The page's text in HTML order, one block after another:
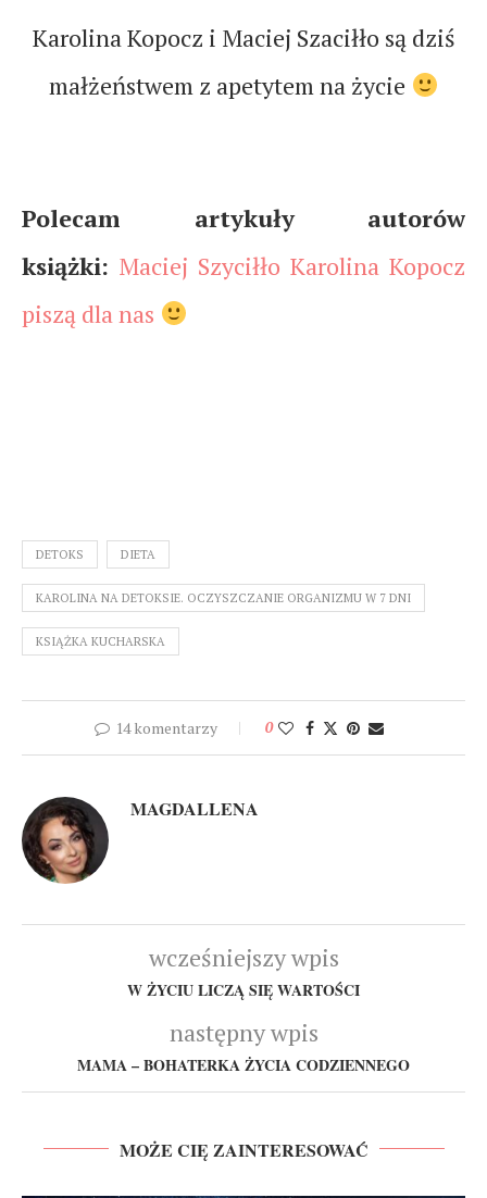
Karolina Kopocz i Maciej Szaciłło są dziś
małżeństwem z apetytem na życie
Polecam artykuły autorów
książki: Maciej Szyciłło Karolina Kopocz
piszą dla nas
DETOKS DIETA
KAROLINA NA DETOKSIE. OCZYSZCZANIE ORGANIZMU W 7 DNI
KSIĄŻKA KUCHARSKA
14 komentarzy 0
MAGDALLENA
wcześniejszy wpis
W ŻYCIU LICZĄ SIĘ WARTOŚCI
następny wpis
MAMA – BOHATERKA ŻYCIA CODZIENNEGO
MOŻE CIĘ ZAINTERESOWAĆ